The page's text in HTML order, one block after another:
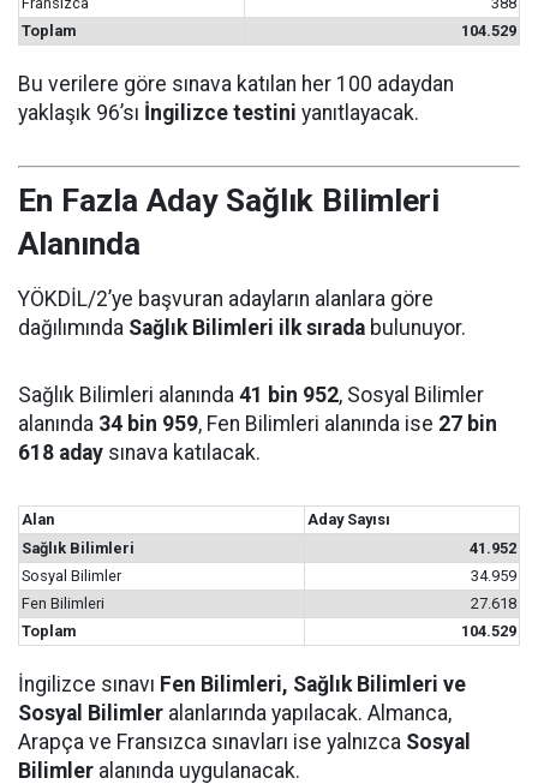
Toplam
104.529
Bu verilere göre sınava katılan her 100 adaydan
yaklaşık 96’sı İngilizce testini yanıtlayacak.
En Fazla Aday Sağlık Bilimleri
Alanında
YÖKDİL/2’ye başvuran adayların alanlara göre
dağılımında Sağlık Bilimleri ilk sırada bulunuyor.
Sağlık Bilimleri alanında 41 bin 952, Sosyal Bilimler
alanında 34 bin 959, Fen Bilimleri alanında ise 27 bin
618 aday sınava katılacak.
Alan
Aday Sayısı
Sağlık Bilimleri
41.952
Sosyal Bilimler
34.959
Fen Bilimleri
27.618
Toplam
104.529
İngilizce sınavı Fen Bilimleri, Sağlık Bilimleri ve
Sosyal Bilimler alanlarında yapılacak. Almanca,
Arapça ve Fransızca sınavları ise yalnızca Sosyal
Bilimler alanında uygulanacak.